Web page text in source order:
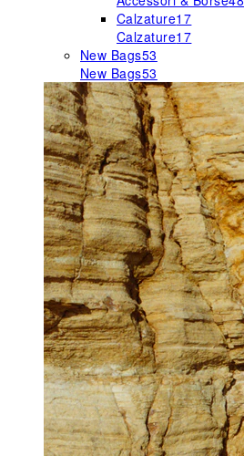
Calzature17
Calzature17
New Bags53
New Bags53